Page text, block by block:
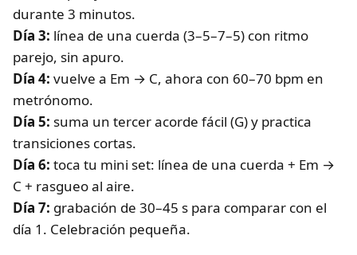
durante 3 minutos.
Día 3: línea de una cuerda (3–5–7–5) con ritmo
parejo, sin apuro.
Día 4: vuelve a Em → C, ahora con 60–70 bpm en
metrónomo.
Día 5: suma un tercer acorde fácil (G) y practica
transiciones cortas.
Día 6: toca tu mini set: línea de una cuerda + Em →
C + rasgueo al aire.
Día 7: grabación de 30–45 s para comparar con el
día 1. Celebración pequeña.